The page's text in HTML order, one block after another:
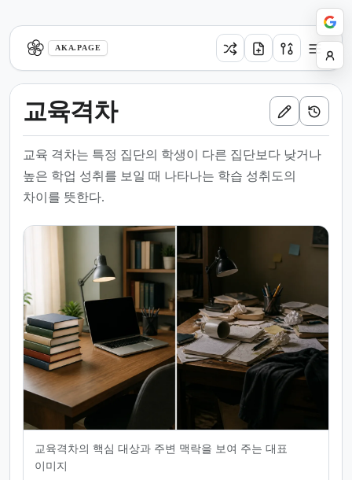
AKA.PAGE
교육격차
교육 격차는 특정 집단의 학생이 다른 집단보다 낮거나
높은 학업 성취를 보일 때 나타나는 학습 성취도의
차이를 뜻한다.
교육격차의 핵심 대상과 주변 맥락을 보여 주는 대표
이미지